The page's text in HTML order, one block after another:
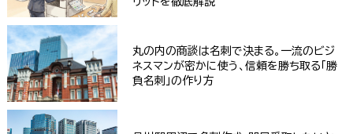
丸の内の商談は名刺で決まる。一流のビジ
ネスマンが密かに使う、信頼を勝ち取る「勝
負名刺」の作り方